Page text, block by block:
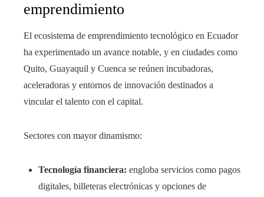
emprendimiento
El ecosistema de emprendimiento tecnológico en Ecuador
ha experimentado un avance notable, y en ciudades como
Quito, Guayaquil y Cuenca se reúnen incubadoras,
aceleradoras y entornos de innovación destinados a
vincular el talento con el capital.
Sectores con mayor dinamismo:
Tecnología financiera: engloba servicios como pagos
digitales, billeteras electrónicas y opciones de